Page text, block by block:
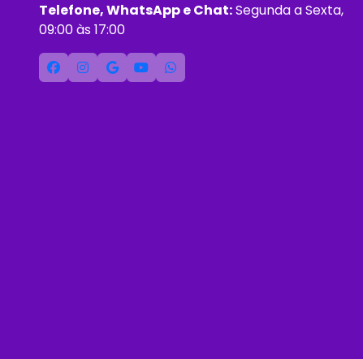
Telefone, WhatsApp e Chat:Segunda a Sexta,
09:00 às 17:00